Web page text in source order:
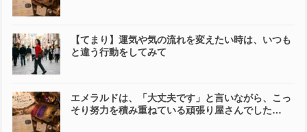
【てまり】運気や気の流れを変えたい時は、いつも
と違う行動をしてみて
エメラルドは、「大丈夫です」と言いながら、こっ
そり努力を積み重ねている頑張り屋さんでした…